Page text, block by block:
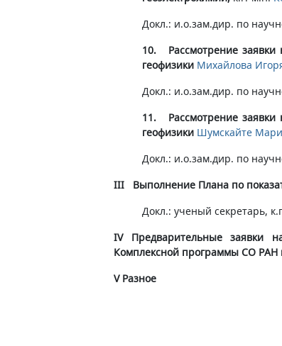
Докл.: и.о.зам.дир. по
10. Рассмотрение заявки
геофизики Михайлова
Докл.: и.о.зам.дир. по
11. Рассмотрение заявки
геофизики Шумскайте
Докл.: и.о.зам.дир. по
III Выполнение Плана по
Докл.: ученый секретарь,
IV Предварительные заявки
Комплексной программы СО РАН
​V Разное